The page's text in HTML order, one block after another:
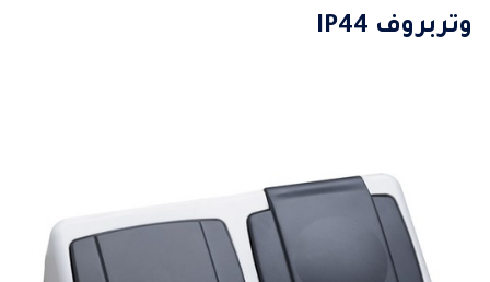
وتربروف IP44